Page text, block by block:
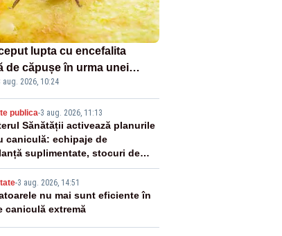
lupta cu encefalita
de căpușe în urma unei
aug. 2026, 10:24
publica-3 aug. 2026, 11:13
Sănătății activează planurile
caniculă: echipaje de
suplimentate, stocuri de
verificate și puncte de
spațiile publice
-3 aug. 2026, 14:51
nu mai sunt eficiente în
caniculă extremă